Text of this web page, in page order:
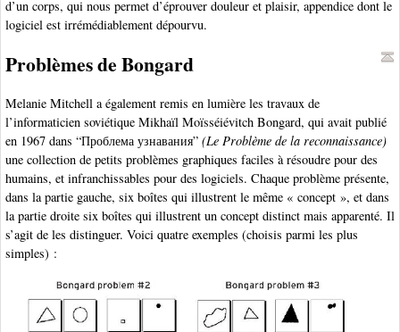
d’un corps, qui nous permet d’éprouver douleur et plaisir, appendice dont le
logiciel est irrémédiablement dépourvu.
Problèmes de Bongard
Melanie Mitchell a également remis en lumière les travaux de
l’informaticien soviétique Mikhaïl Moïsséiévitch Bongard, qui avait publié
en 1967 dans “Проблема узнавания” (Le Problème de la reconnaissance)
une collection de petits problèmes graphiques faciles à résoudre pour des
humains, et infranchissables pour des logiciels. Chaque problème présente,
dans la partie gauche, six boîtes qui illustrent le même « concept », et dans
la partie droite six boîtes qui illustrent un concept distinct mais apparenté. Il
s’agit de les distinguer. Voici quatre exemples (choisis parmi les plus
simples) :